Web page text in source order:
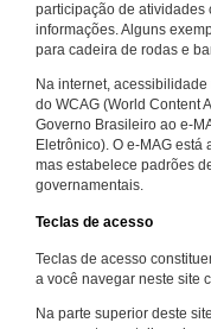
participação de atividades
informações. Alguns
para cadeira de rodas e
Na internet,
do WCAG (World Content
Governo Brasileiro ao e-
Eletrônico). O e-MAG
mas estabelece padrões
governamentais.
Teclas de acesso
Teclas de acesso
a você navegar neste site
Na parte superior deste